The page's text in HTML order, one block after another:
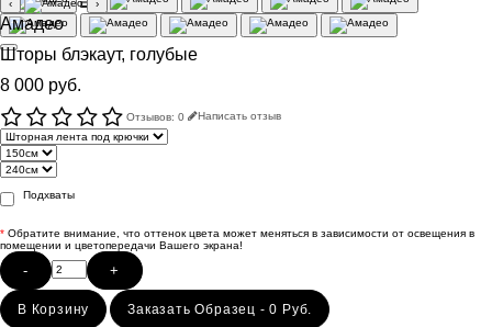
‹ ›
Амадео
Шторы блэкаут, голубые
8 000 руб.
Отзывов: 0 Написать отзыв
Подхваты
* Обратите внимание, что оттенок цвета может меняться в зависимости от освещения в
помещении и цветопередачи Вашего экрана!
- +
В Корзину Заказать Образец - 0 Руб.